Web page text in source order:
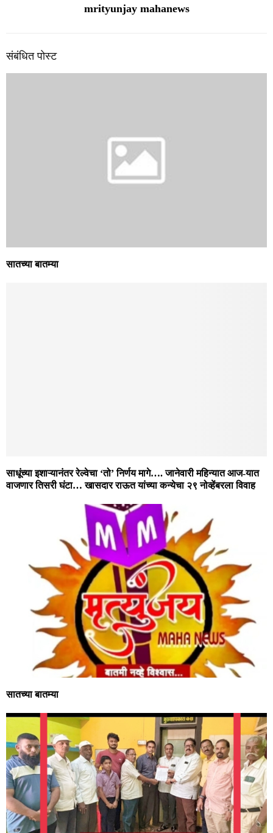
mrityunjay mahanews
संबंधित पोस्ट
सातच्या बातम्या
साधूंच्या इशाऱ्यानंतर रेल्वेचा ‘तो’ निर्णय मागे…. जानेवारी महिन्यात आज-यात
वाजणार तिसरी घंटा… खासदार राऊत यांच्या कन्येचा २९ नोव्हेंबरला विवाह
सातच्या बातम्या